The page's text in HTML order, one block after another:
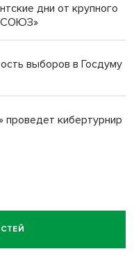
дни от крупного
выборов в Госдуму
проведет кибертурнир